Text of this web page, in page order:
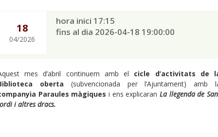
18
04/2026
hora inici 17:15
fins al dia 2026-04-18 19:00:00
mes d’abril continuem amb el cicle d’activitats de
oberta (subvencionada per l’Ajuntament) amb
Paraules màgiques i ens explicaran La llegenda de
i altres dracs.